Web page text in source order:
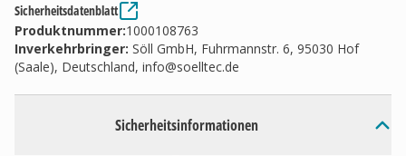
Sicherheitsdatenblatt
Produktnummer:1000108763
Inverkehrbringer: Söll GmbH, Fuhrmannstr. 6, 95030 Hof
(Saale), Deutschland, info@soelltec.de
Sicherheitsinformationen